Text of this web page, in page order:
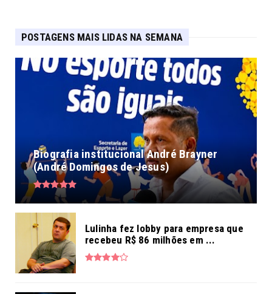
POSTAGENS MAIS LIDAS NA SEMANA
Biografia institucional André Brayner
(André Domingos de Jesus)
Lulinha fez lobby para empresa que
recebeu R$ 86 milhões em ...